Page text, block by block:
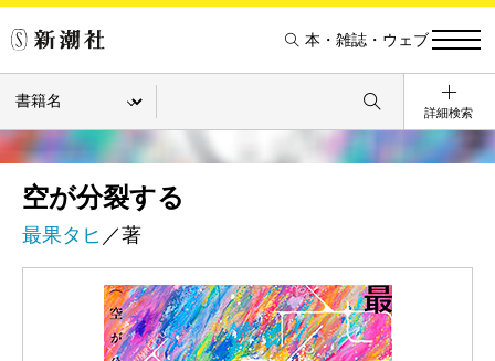
本・雑誌・ウェブ
詳細検索
空が分裂する
最果タヒ ／著